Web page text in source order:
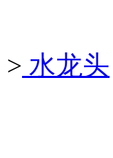
> 水龙头